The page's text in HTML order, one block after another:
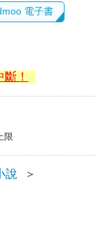
電子書
！
限
說
＞